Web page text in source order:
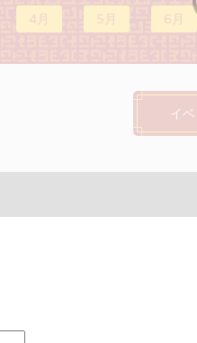
4月 5月 6月
イ